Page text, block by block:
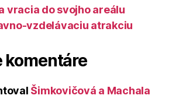
vracia do svojho areálu
vzdelávaciu atrakciu
komentáre
Šimkovičová a Machala